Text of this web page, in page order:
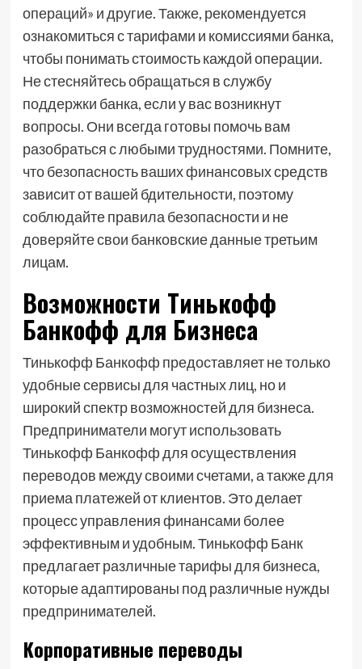
операций» и другие. Также, рекомендуется
ознакомиться с тарифами и комиссиями банка,
чтобы понимать стоимость каждой операции.
Не стесняйтесь обращаться в службу
поддержки банка, если у вас возникнут
вопросы. Они всегда готовы помочь вам
разобраться с любыми трудностями. Помните,
что безопасность ваших финансовых средств
зависит от вашей бдительности, поэтому
соблюдайте правила безопасности и не
доверяйте свои банковские данные третьим
лицам.
Возможности Тинькофф
Банкофф для Бизнеса
Тинькофф Банкофф предоставляет не только
удобные сервисы для частных лиц, но и
широкий спектр возможностей для бизнеса.
Предприниматели могут использовать
Тинькофф Банкофф для осуществления
переводов между своими счетами, а также для
приема платежей от клиентов. Это делает
процесс управления финансами более
эффективным и удобным. Тинькофф Банк
предлагает различные тарифы для бизнеса,
которые адаптированы под различные нужды
предпринимателей.
Корпоративные переводы